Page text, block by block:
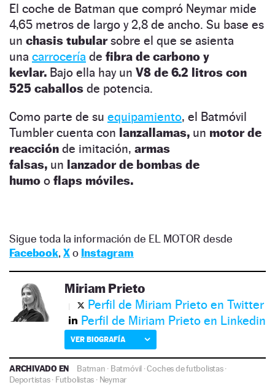
El coche de Batman que compró Neymar mide
4,65 metros de largo y 2,8 de ancho. Su base es
un chasis tubularsobre el que se asienta
una carrocería de fibra de carbono y
kevlar. Bajo ella hay un V8 de 6.2 litros con
525 caballos de potencia.
Como parte de su equipamiento, el Batmóvil
Tumbler cuenta con lanzallamas, un motor de
reacción de imitación, armas
falsas, un lanzador de bombas de
humo o flaps móviles.
Sigue toda la información de EL MOTOR desde
Facebook, Xo Instagram
Miriam Prieto
Perfil de Miriam Prieto en Twitter
Perfil de Miriam Prieto en Linkedin
VER BIOGRAFÍA
ARCHIVADO EN Batman · Batmóvil ·Coches de futbolistas·
Deportistas· Futbolistas · Neymar